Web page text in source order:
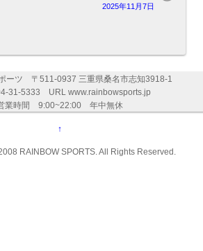
2025年11月7日
ーツ 〒511-0937 三重県桑名市志知3918-1
31-5333 URL www.rainbowsports.jp
業時間 9:00~22:00 年中無休
↑
RAINBOW SPORTS. All Rights Reserved.